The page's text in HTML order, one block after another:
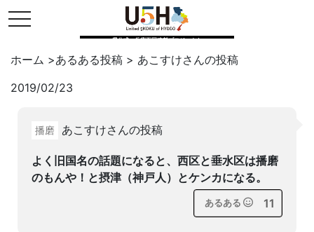
toggle navigation
県公式・兵庫五国連邦プロジェクト
ホーム >あるある投稿 > あこすけさんの投稿
2019/02/23
播磨 あこすけさんの投稿
よく旧国名の話題になると、西区と垂水区は播磨
のもんや！と摂津（神戸人）とケンカになる。
あるある 11